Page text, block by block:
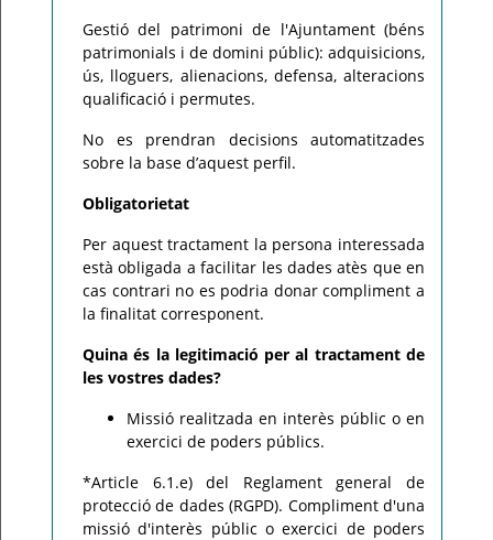
Gestió del patrimoni de l'Ajuntament (béns
patrimonials i de domini públic): adquisicions,
ús, lloguers, alienacions, defensa, alteracions
qualificació i permutes.
No es prendran decisions automatitzades
sobre la base d’aquest perfil.
Obligatorietat
Per aquest tractament la persona interessada
està obligada a facilitar les dades atès que en
cas contrari no es podria donar compliment a
la finalitat corresponent.
Quina és la legitimació per al tractament de
les vostres dades?
Missió realitzada en interès públic o en
exercici de poders públics.
*Article 6.1.e) del Reglament general de
protecció de dades (RGPD). Compliment d'una
missió d'interès públic o exercici de poders